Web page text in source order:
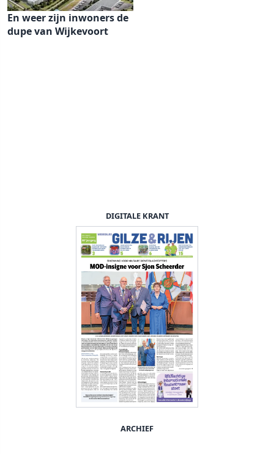
En weer zijn inwoners de
dupe van Wijkevoort
DIGITALE KRANT
ARCHIEF